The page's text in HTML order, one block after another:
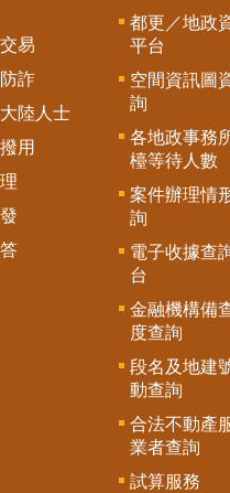
易
詐
陸人士
用
都更／地政
平台
空間資訊圖
詢
各地政事務
檯等待人數
案件辦理情
詢
電子收據查
台
金融機構備
度查詢
段名及地建
動查詢
合法不動產
業者查詢
試算服務